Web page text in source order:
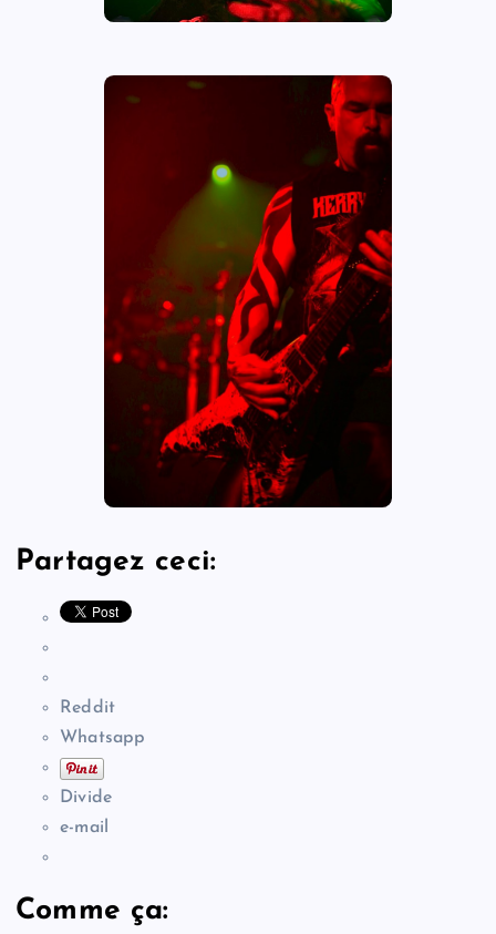
Partagez ceci:
Reddit
Whatsapp
Divide
e-mail
Comme ça: